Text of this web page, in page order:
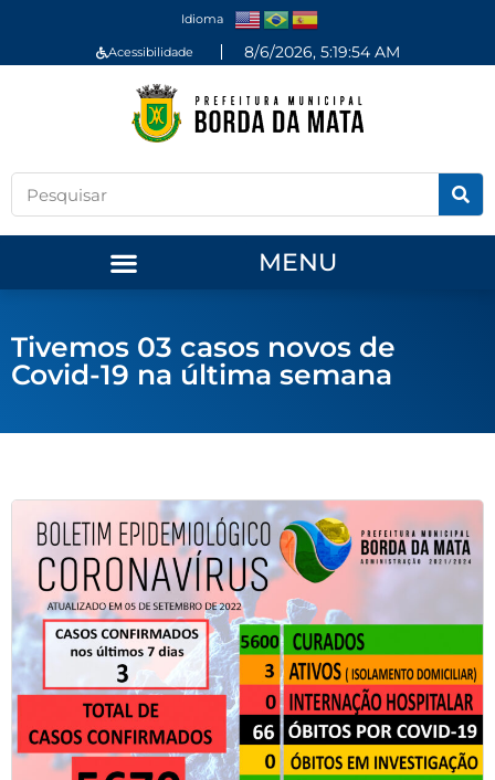
Idioma
Acessibilidade 8/6/2026, 5:19:54 AM
MENU
Tivemos 03 casos novos de
Covid-19 na última semana